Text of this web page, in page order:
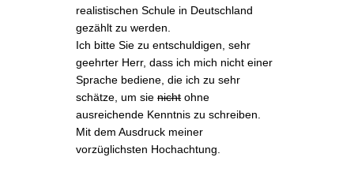
realistischen Schule in Deutschland
gezählt zu werden.
Ich bitte Sie zu entschuldigen, sehr
geehrter Herr, dass ich mich nicht einer
Sprache bediene, die ich zu sehr
schätze, um sienichtohne
ausreichende Kenntnis zu schreiben.
Mit dem Ausdruck meiner
vorzüglichsten Hochachtung.